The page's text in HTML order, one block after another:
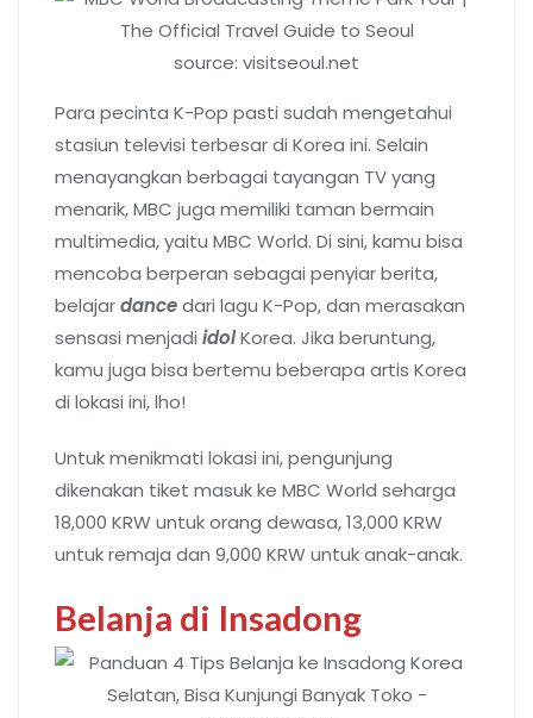
source: visitseoul.net
Para pecinta K-Pop pasti sudah mengetahui
stasiun televisi terbesar di Korea ini. Selain
menayangkan berbagai tayangan TV yang
menarik, MBC juga memiliki taman bermain
multimedia, yaitu MBC World. Di sini, kamu bisa
mencoba berperan sebagai penyiar berita,
belajardancedari lagu K-Pop, dan merasakan
sensasi menjadi idolKorea. Jika beruntung,
kamu juga bisa bertemu beberapa artis Korea
di lokasi ini, lho!
Untuk menikmati lokasi ini, pengunjung
dikenakan tiket masuk ke MBC World seharga
18,000 KRW untuk orang dewasa, 13,000 KRW
untuk remaja dan 9,000 KRW untuk anak-anak.
Belanja di Insadong